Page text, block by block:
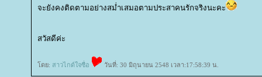
จะยังคงติดตามอย่างสม่ำเสมอตามประสาคนรักจริงนะคะ
สวัสดีค่ะ
ดย: สาวไกด์ใจซื่อ วันที่: 30 มิถุนายน 2548 เวลา:17:58:39 น.